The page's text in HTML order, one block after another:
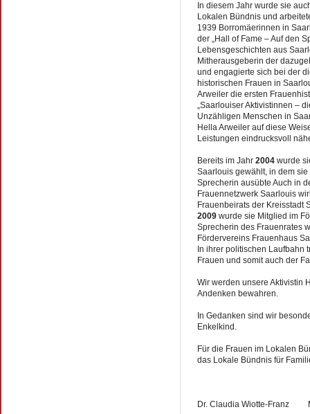
In diesem Jahr wurde sie
Lokalen Bündnis und
1939 Borromäerinnen in
der „Hall of Fame – Auf den
Lebensgeschichten aus
Mitherausgeberin der
und engagierte sich bei der
historischen Frauen in
Arweiler die ersten
„Saarlouiser Aktivistinnen –
Unzähligen Menschen in
Hella Arweiler auf diese
Leistungen eindrucksvoll
Bereits im Jahr 2004 wurde
Saarlouis gewählt, in dem
Sprecherin ausübte Auch in
Frauennetzwerk Saarlouis
Frauenbeirats der Kreisstadt
2009 wurde sie Mitglied im
Sprecherin des Frauenrates
Fördervereins Frauenhaus
In ihrer politischen Laufbahn
Frauen und somit auch der
Wir werden unsere Aktivistin
Andenken bewahren.
In Gedanken sind wir
Enkelkind.
Für die Frauen im Lokalen
das Lokale Bündnis für
Dr. Claudia Wiotte-Franz